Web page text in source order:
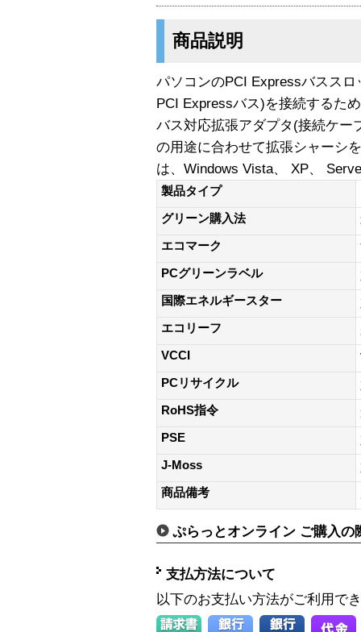
商品説明
パソコンのPCI Expressバスス
PCI Expressバス)を接続するた
バス対応拡張アダプタ(接続ケー
の用途に合わせて拡張シャーシ
は、Windows Vista、 XP、
製品タイプ
グリーン購入法
エコマーク
PCグリーンラベル
国際エネルギースター
エコリーフ
VCCI
PCリサイクル
RoHS指令
PSE
J-Moss
商品備考
ぷらっとオンライン ご購入の
支払方法について
以下のお支払い方法がご利用で